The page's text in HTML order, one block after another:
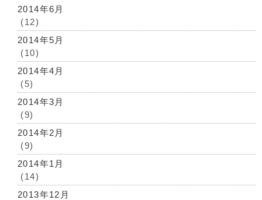
2014年6月
(12)
2014年5月
(10)
2014年4月
(5)
2014年3月
(9)
2014年2月
(9)
2014年1月
(14)
2013年12月